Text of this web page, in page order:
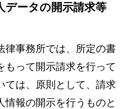
データの開示請求等
律事務所では、所定の書
もって開示請求を行って
ては、原則として、請求
情報の開示を行うものと